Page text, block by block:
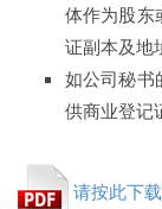
体作为股东
证副本及地
如公司秘书
供商业登记
请按此下